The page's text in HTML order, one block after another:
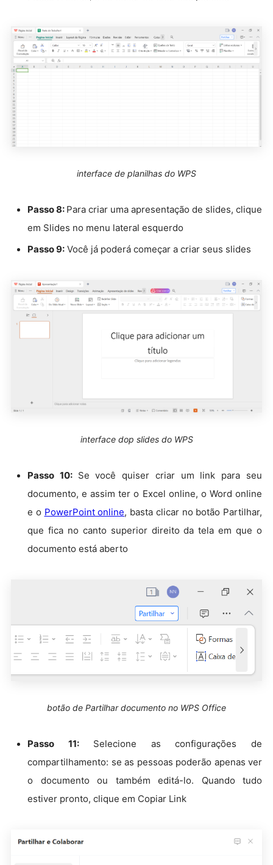
interface de planilhas do WPS
Passo 8: Para criar uma apresentação de slides, clique
em Slides no menu lateral esquerdo
Passo 9: Você já poderá começar a criar seus slides
interface dop slides do WPS
Passo 10: Se você quiser criar um link para seu
documento, e assim ter o Excel online, o Word online
e o PowerPoint online, basta clicar no botão Partilhar,
que fica no canto superior direito da tela em que o
documento está aberto
botão de Partilhar documento no WPS Office
Passo 11:Selecione as configurações de
compartilhamento: se as pessoas poderão apenas ver
o documento ou também editá-lo. Quando tudo
estiver pronto, clique em Copiar Link